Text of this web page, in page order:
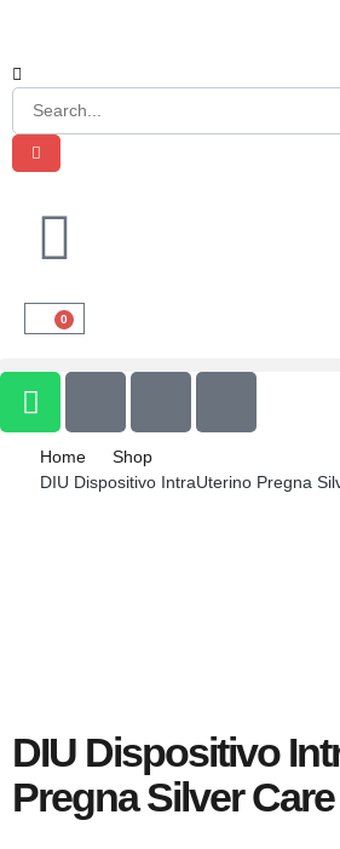
0
Home
Shop
DIU Dispositivo IntraUterino Pregna
DIU Dispositivo
Pregna Silver Care